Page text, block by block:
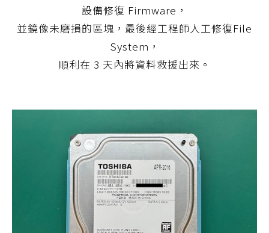
設備修復 Firmware，
並鏡像未磨損的區塊，最後經工程師人工修復File
System，
順利在 3 天內將資料救援出來。